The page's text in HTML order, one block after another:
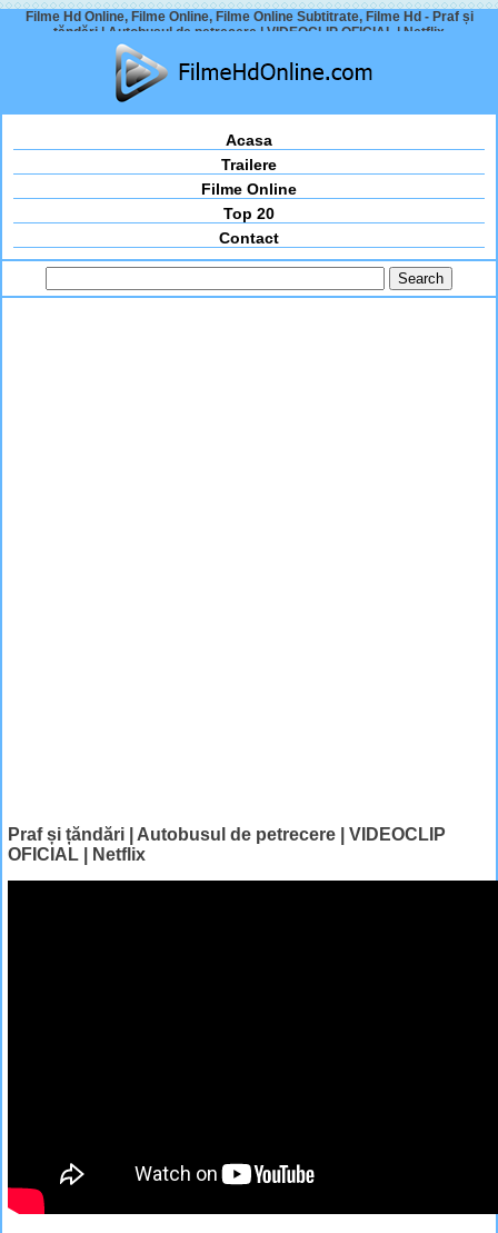
Filme Hd Online, Filme Online, Filme Online Subtitrate, Filme Hd - Praf și
țăndări | Autobusul de petrecere | VIDEOCLIP OFICIAL | Netflix
Acasa
Trailere
Filme Online
Top 20
Contact
Praf și țăndări | Autobusul de petrecere | VIDEOCLIP
OFICIAL | Netflix